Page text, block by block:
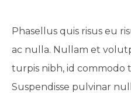
Phasellus quis risus eu
ac nulla. Nullam et
turpis nibh, id commodo
Suspendisse pulvinar